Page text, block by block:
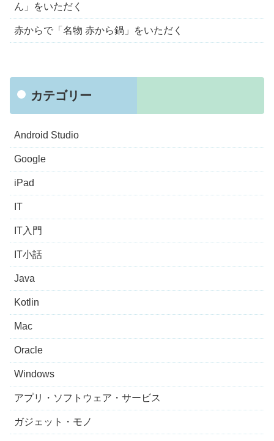
ん」をいただく
赤からで「名物 赤から鍋」をいただく
カテゴリー
Android Studio
Google
iPad
IT
IT入門
IT小話
Java
Kotlin
Mac
Oracle
Windows
アプリ・ソフトウェア・サービス
ガジェット・モノ